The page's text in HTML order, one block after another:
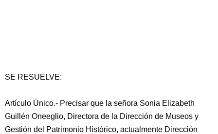
SE RESUELVE:
Artículo Único.- Precisar que la señora Sonia Elizabeth
Guillén Oneeglio, Directora de la Dirección de Museos y
Gestión del Patrimonio Histórico, actualmente Dirección